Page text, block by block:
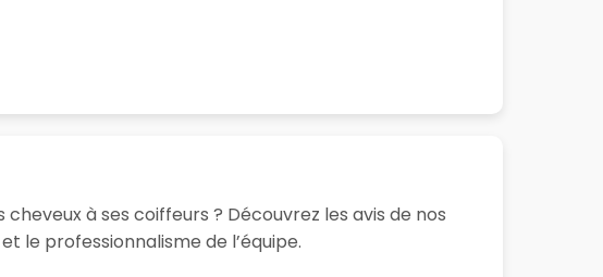
à ses coiffeurs ? Découvrez les avis de nos
le professionnalisme de l’équipe.